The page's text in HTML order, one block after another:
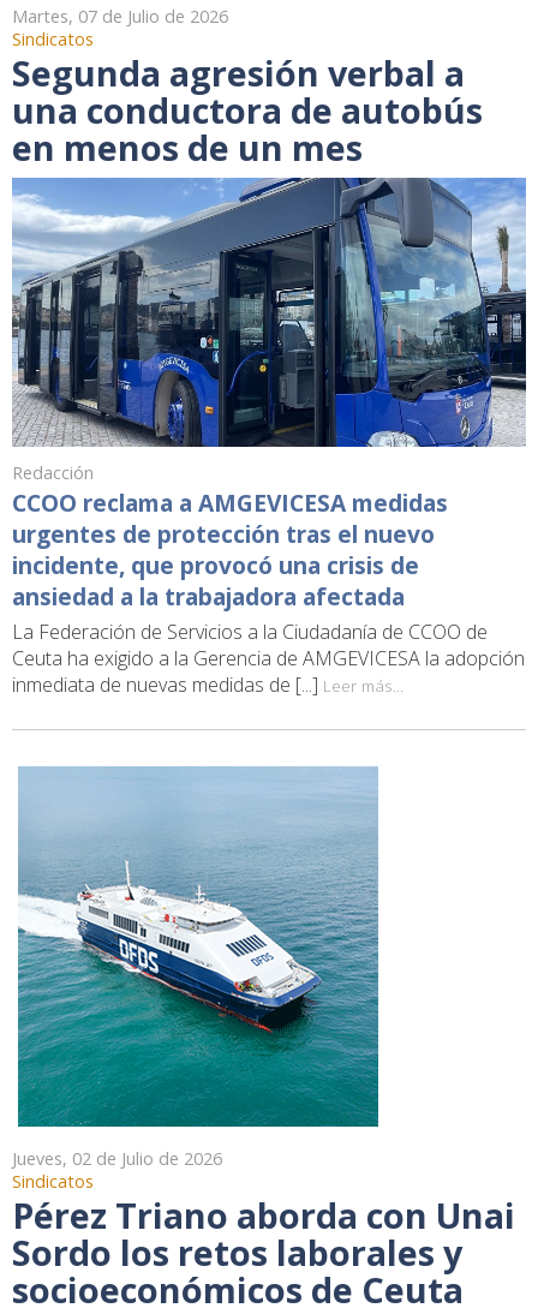
Martes, 07 de Julio de 2026
Sindicatos
Segunda agresión verbal a
una conductora de autobús
en menos de un mes
Redacción
CCOO reclama a AMGEVICESA medidas
urgentes de protección tras el nuevo
incidente, que provocó una crisis de
ansiedad a la trabajadora afectada
La Federación de Servicios a la Ciudadanía de CCOO de
Ceuta ha exigido a la Gerencia de AMGEVICESA la adopción
inmediata de nuevas medidas de [...] Leer más...
Jueves, 02 de Julio de 2026
Sindicatos
Pérez Triano aborda con Unai
Sordo los retos laborales y
socioeconómicos de Ceuta